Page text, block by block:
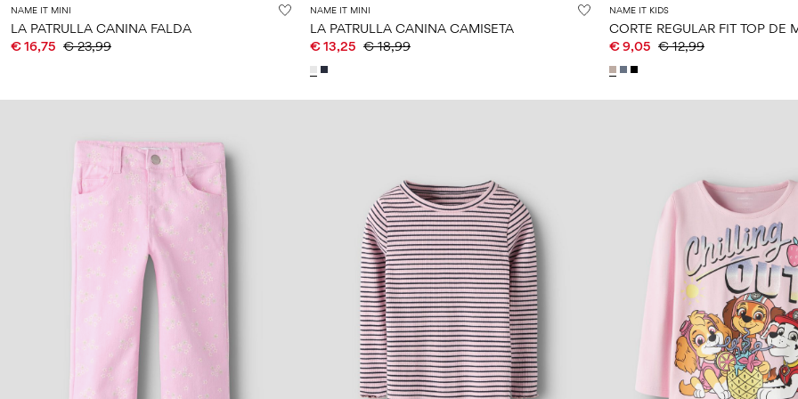
NAME IT MINI
LA PATRULLA CANINA FALDA
€ 16,75 € 23,99
NAME IT MINI
LA PATRULLA CANINA CAMISETA
€ 13,25 € 18,99
NAME IT KIDS
€ 9,05 € 12,99